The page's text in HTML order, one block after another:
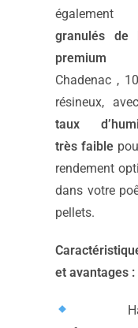
également
granulés de
premium
Chadenac ,
résineux,
taux
très faible
rendement
dans votre
pellets.
et avantages :